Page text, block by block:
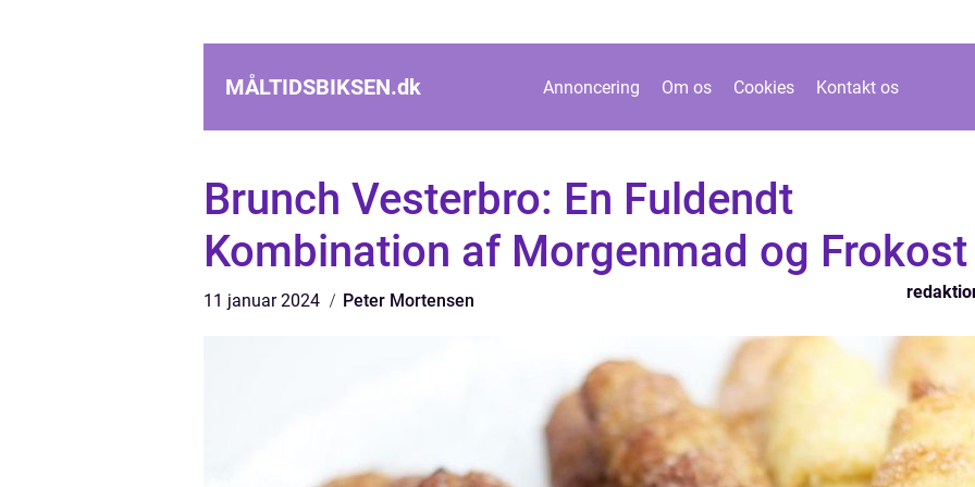
MÅLTIDSBIKSEN.dk Annoncering Om os Cookies Kontakt os
Brunch Vesterbro: En Fuldendt
Kombination af Morgenmad og Frokost
11 januar 2024 Peter Mortensen